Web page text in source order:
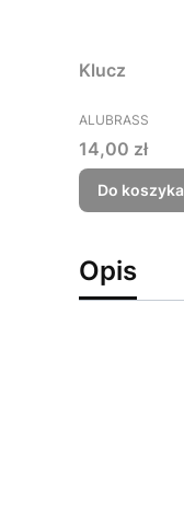
Klucz
PRODUCENT
ALUBRASS
Cena
14,00 zł
Do koszyka
Opis